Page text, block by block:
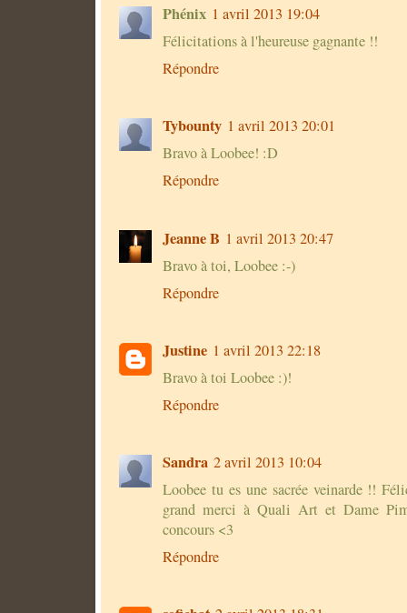
Phénix 1 avril 2013 19:04
Félicitations à l'heureuse gagnante !!
Répondre
Tybounty 1 avril 2013 20:01
Bravo à Loobee! :D
Répondre
Jeanne B 1 avril 2013 20:47
Bravo à toi, Loobee :-)
Répondre
Justine 1 avril 2013 22:18
Bravo à toi Loobee :)!
Répondre
Sandra 2 avril 2013 10:04
Loobee tu es une sacrée veinarde !!
grand merci à Quali Art et Dame
concours <3
Répondre